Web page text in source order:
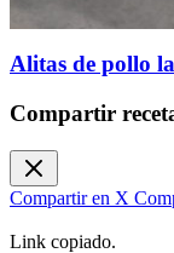
Alitas de pollo
Compartir
Compartir en X
Link copiado.